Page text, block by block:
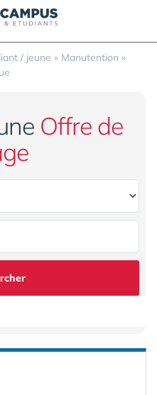
/ jeune » Manutention »
Offre de